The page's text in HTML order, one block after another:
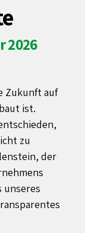
2026
Zukunft auf
ist.
zu
der
unseres